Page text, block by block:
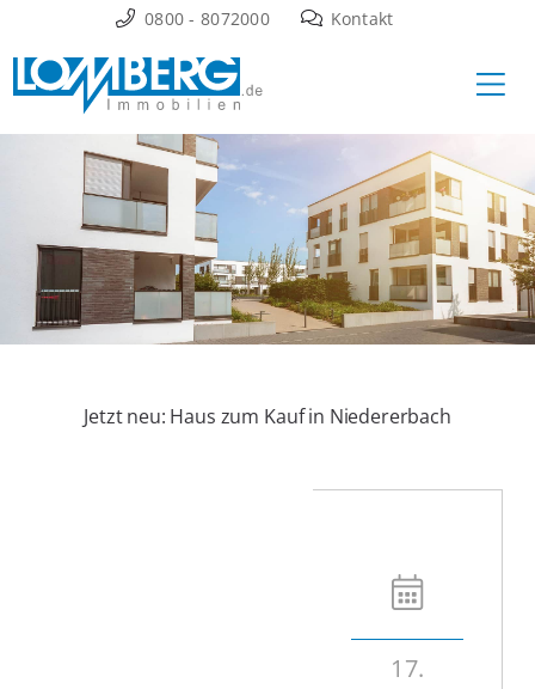
Inhalt
springen
0800 - 8072000 Kontakt
Jetzt neu: Haus zum Kauf in Niedererbach
17.